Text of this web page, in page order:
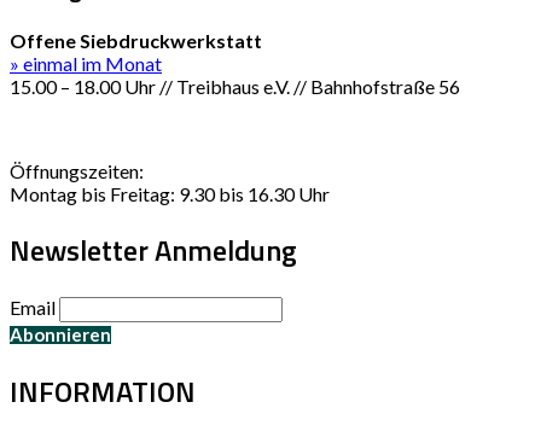
Offene Siebdruckwerkstatt
» einmal im Monat
15.00 – 18.00 Uhr // Treibhaus e.V. // Bahnhofstraße 56
Öffnungszeiten:
Montag bis Freitag: 9.30 bis 16.30 Uhr
Newsletter Anmeldung
Email
INFORMATION